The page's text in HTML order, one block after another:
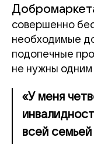
совершенно
необходимые
подопечные
не нужны
«У меня
всей